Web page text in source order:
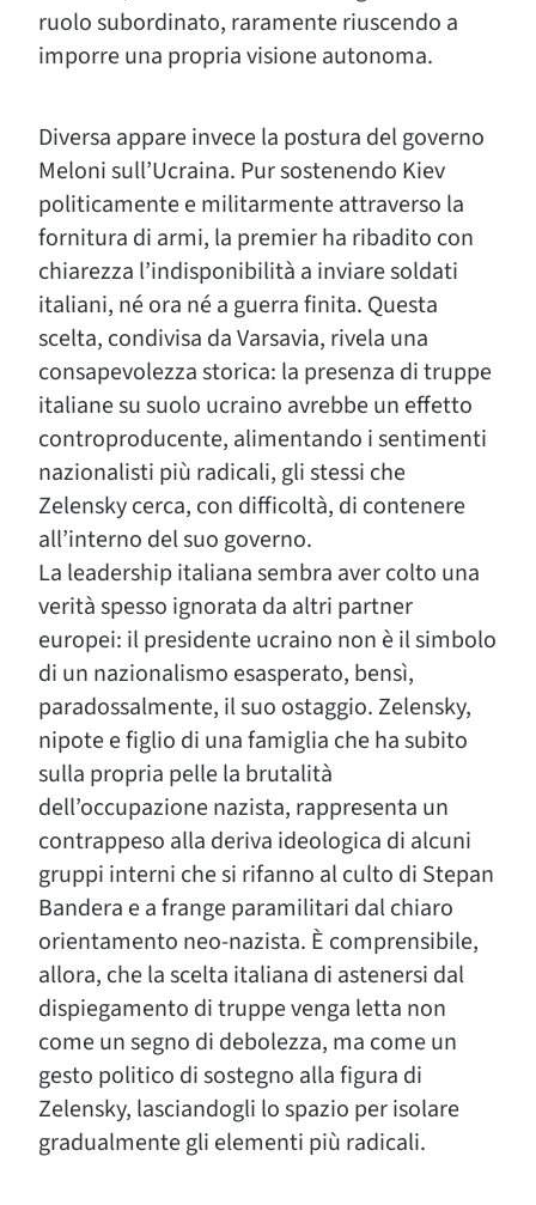
ruolo subordinato, raramente riuscendo a
imporre una propria visione autonoma.
Diversa appare invece la postura del governo
Meloni sull’Ucraina. Pur sostenendo Kiev
politicamente e militarmente attraverso la
fornitura di armi, la premier ha ribadito con
chiarezza l’indisponibilità a inviare soldati
italiani, né ora né a guerra finita. Questa
scelta, condivisa da Varsavia, rivela una
consapevolezza storica: la presenza di truppe
italiane su suolo ucraino avrebbe un effetto
controproducente, alimentando i sentimenti
nazionalisti più radicali, gli stessi che
Zelensky cerca, con difficoltà, di contenere
all’interno del suo governo.
La leadership italiana sembra aver colto una
verità spesso ignorata da altri partner
europei: il presidente ucraino non è il simbolo
di un nazionalismo esasperato, bensì,
paradossalmente, il suo ostaggio. Zelensky,
nipote e figlio di una famiglia che ha subito
sulla propria pelle la brutalità
dell’occupazione nazista, rappresenta un
contrappeso alla deriva ideologica di alcuni
gruppi interni che si rifanno al culto di Stepan
Bandera e a frange paramilitari dal chiaro
orientamento neo-nazista. È comprensibile,
allora, che la scelta italiana di astenersi dal
dispiegamento di truppe venga letta non
come un segno di debolezza, ma come un
gesto politico di sostegno alla figura di
Zelensky, lasciandogli lo spazio per isolare
gradualmente gli elementi più radicali.